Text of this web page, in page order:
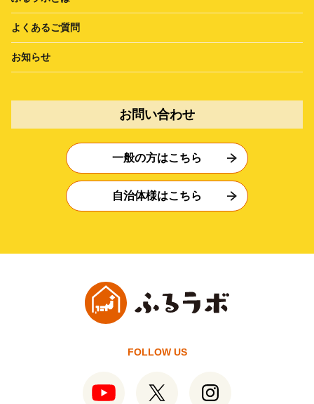
よくあるご質問
お知らせ
お問い合わせ
一般の方はこちら
自治体様はこちら
FOLLOW US